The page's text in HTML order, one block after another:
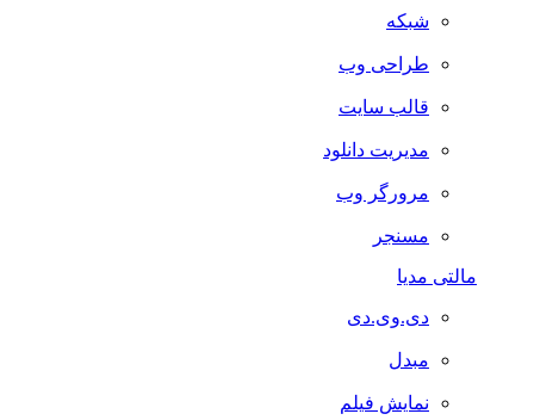
شبکه
طراحی وب
قالب سایت
مدیریت دانلود
مرورگر وب
مسنجر
مالتی مدیا
دی.وی.دی
مبدل
نمایش فیلم